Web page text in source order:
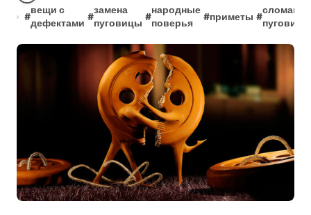
#
вещи с
дефектами
#
замена
пуговицы
#
народные
поверья
#приметы #
пуговица